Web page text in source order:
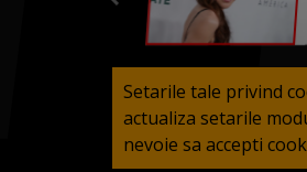
Setarile tale privind
actualiza setarile
nevoie sa accepti